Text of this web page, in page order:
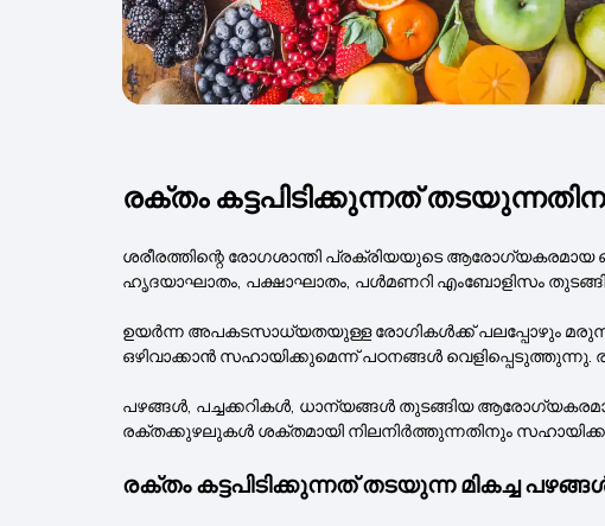
രക്തം കട്ടപിടിക്കുന്നത്
ശരീരത്തിന്റെ രോഗശാന്തി പ്രക്രിയയുടെ
ഹൃദയാഘാതം, പക്ഷാഘാതം, പൾമണറി എംബോളിസം
ഉയർന്ന അപകടസാധ്യതയുള്ള രോഗികൾക്ക് പലപ്പോഴും
ഒഴിവാക്കാൻ സഹായിക്കുമെന്ന് പഠനങ്ങൾ വെളിപ്പെടുത്തുന്നു.
പഴങ്ങൾ, പച്ചക്കറികൾ, ധാന്യങ്ങൾ തുടങ്ങിയ
രക്തക്കുഴലുകൾ ശക്തമായി നിലനിർത്തുന്നതിനും
രക്തം കട്ടപിടിക്കുന്നത് തടയുന്ന മികച്ച